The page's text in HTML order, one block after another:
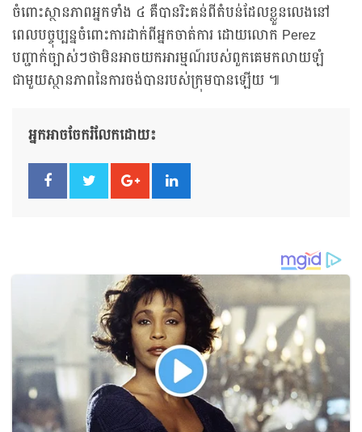
ចំពោះស្ថានភាពអ្នកទាំង ៤ គឺបានរិះគន់ពីតំបន់ដែលខ្លួនលេងនៅ
ពេលបច្ចុប្បន្នចំពោះការដាក់ពីអ្នកចាត់ការ ដោយលោក Perez
បញ្ជាក់ច្បាស់ៗថាមិនអាចយកអារម្មណ៍របស់ពួកគេមកលាយឡំ
ជាមួយស្ថានភាពនៃការចង់បានរបស់ក្រុមបានឡើយ ៕
អ្នកអាចចែករំលែកដោយ៖